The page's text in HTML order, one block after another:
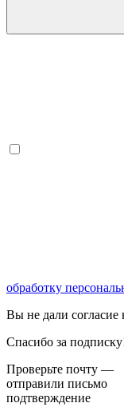
обработку
Вы не дали согласие
Спасибо за
Проверьте почту —
отправили письмо
подтверждение